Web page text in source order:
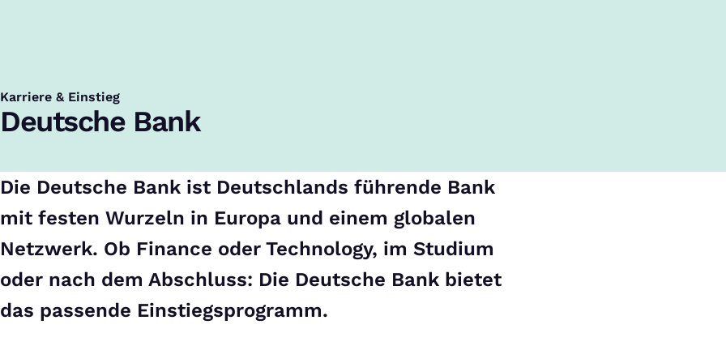
Karriere & Einstieg
:
Deutsche Bank
Die Deutsche Bank ist Deutschlands führende Bank
mit festen Wurzeln in Europa und einem globalen
Netzwerk. Ob Finance oder Technology, im Studium
oder nach dem Abschluss: Die Deutsche Bank bietet
das passende Einstiegsprogramm.